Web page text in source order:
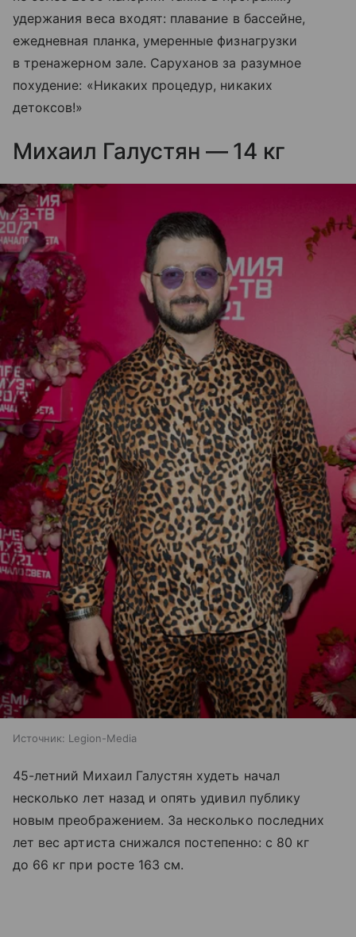
удержания веса входят: плавание в бассейне,
ежедневная планка, умеренные физнагрузки
в тренажерном зале. Саруханов за разумное
похудение: «Никаких процедур, никаких
детоксов!»
Михаил Галустян — 14 кг
Источник: Legion-Media
45-летний Михаил Галустян худеть начал
несколько лет назад и опять удивил публику
новым преображением. За несколько последних
лет вес артиста снижался постепенно: с 80 кг
до 66 кг при росте 163 см.